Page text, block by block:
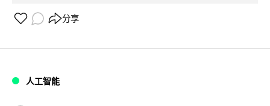
分享
人工智能